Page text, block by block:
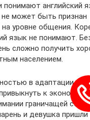
английский
может быть признан
уровне общения.
язык не понимают.
сложно получить
населением.
в адаптации
к
граничащей со
и девушка пришли